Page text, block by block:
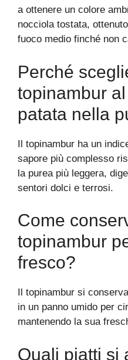
a ottenere un colore
nocciola tostata,
fuoco medio finché non
Perché
topinambur
patata nella
Il topinambur ha un
sapore più complesso
la purea più leggera,
sentori dolci e terrosi.
Come
topinambur
fresco?
Il topinambur si
in un panno umido per
mantenendo la sua
Quali piatti si